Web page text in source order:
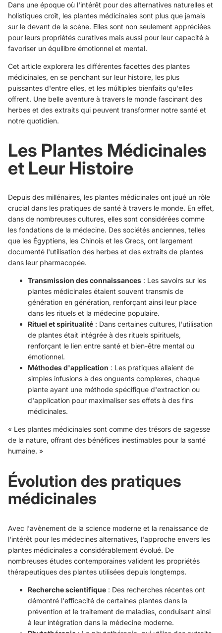
Dans une époque où l'intérêt pour des alternatives naturelles et
holistiques croît, les plantes médicinales sont plus que jamais
sur le devant de la scène. Elles sont non seulement appréciées
pour leurs propriétés curatives mais aussi pour leur capacité à
favoriser un équilibre émotionnel et mental.
Cet article explorera les différentes facettes des plantes
médicinales, en se penchant sur leur histoire, les plus
puissantes d'entre elles, et les múltiples bienfaits qu'elles
offrent. Une belle aventure à travers le monde fascinant des
herbes et des extraits qui peuvent transformer notre santé et
notre quotidien.
Les Plantes Médicinales
et Leur Histoire
Depuis des millénaires, les plantes médicinales ont joué un rôle
crucial dans les pratiques de santé à travers le monde. En effet,
dans de nombreuses cultures, elles sont considérées comme
les fondations de la médecine. Des sociétés anciennes, telles
que les Égyptiens, les Chinois et les Grecs, ont largement
documenté l'utilisation des herbes et des extraits de plantes
dans leur pharmacopée.
Transmission des connaissances : Les savoirs sur les
plantes médicinales étaient souvent transmis de
génération en génération, renforçant ainsi leur place
dans les rituels et la médecine populaire.
Rituel et spiritualité : Dans certaines cultures, l'utilisation
de plantes était intégrée à des rituels spirituels,
renforçant le lien entre santé et bien-être mental ou
émotionnel.
Méthodes d'application : Les pratiques allaient de
simples infusions à des onguents complexes, chaque
plante ayant une méthode spécifique d'extraction ou
d'application pour maximaliser ses effets à des fins
médicinales.
« Les plantes médicinales sont comme des trésors de sagesse
de la nature, offrant des bénéfices inestimables pour la santé
humaine. »
Évolution des pratiques
médicinales
Avec l'avènement de la science moderne et la renaissance de
l'intérêt pour les médecines alternatives, l'approche envers les
plantes médicinales a considérablement évolué. De
nombreuses études contemporaines valident les propriétés
thérapeutiques des plantes utilisées depuis longtemps.
Recherche scientifique : Des recherches récentes ont
démontré l'efficacité de certaines plantes dans la
prévention et le traitement de maladies, conduisant ainsi
à leur intégration dans la médecine moderne.